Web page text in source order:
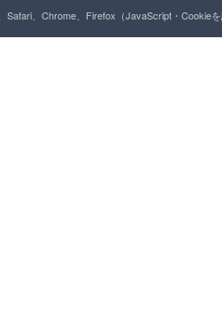
Safari、Chrome、Firefox（JavaScript・Cookie